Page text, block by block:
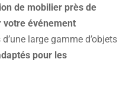
de mobilier près de
votre événement
large gamme d’objets
pour les